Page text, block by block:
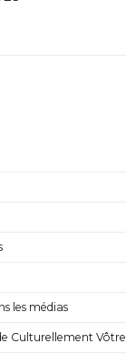
les médias
Culturellement Vôtre